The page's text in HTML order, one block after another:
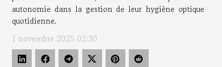
autonomie dans la gestion de leur hygiène optique
quotidienne.
1 novembre 2025 02:30